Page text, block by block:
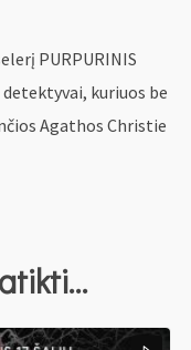
PURPURINIS
detektyvai, kuriuos be
Agathos Christie